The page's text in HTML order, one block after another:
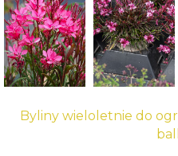
Byliny wieloletnie do